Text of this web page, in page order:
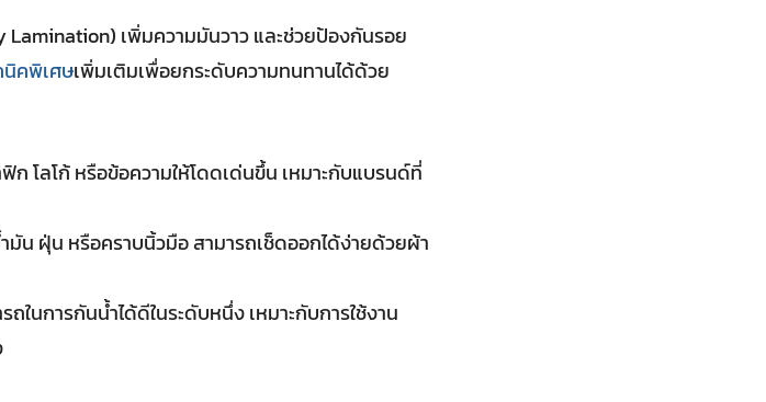
Lamination) เพิ่มความมันวาว และช่วยป้องกันรอย
นิคพิเศษเพิ่มเติมเพื่อยกระดับความทนทานได้ด้วย
โลโก้ หรือข้อความให้โดดเด่นขึ้น เหมาะกับแบรนด์ที่
มัน ฝุ่น หรือคราบนิ้วมือ สามารถเช็ดออกได้ง่ายด้วยผ้า
ในการกันน้ำได้ดีในระดับหนึ่ง เหมาะกับการใช้งาน